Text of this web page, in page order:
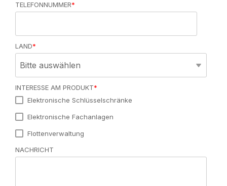
TELEFONNUMMER*
LAND*
INTERESSE AM PRODUKT*
Elektronische Schlüsselschränke
Elektronische Fachanlagen
Flottenverwaltung
NACHRICHT